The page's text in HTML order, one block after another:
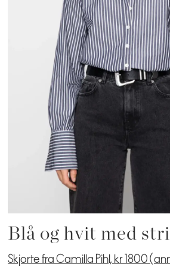
Blå og hvit med
Skjorte fra Camilla Pihl, kr 1800